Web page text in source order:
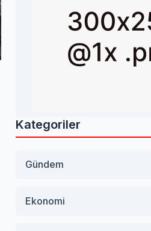
Kategoriler
Gündem
Ekonomi